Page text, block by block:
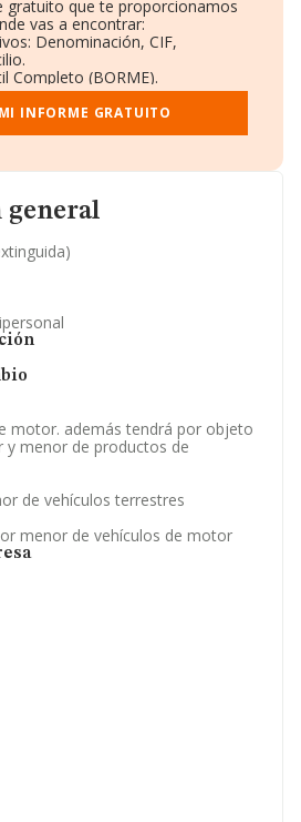
motor. además tendrá por objeto
y menor de productos de
de vehículos terrestres
menor de vehículos de motor
gratuito que te proporcionamos
vas a encontrar:
Denominación, CIF,
Completo (BORME).
Ventas y Empleados.
y Administradores.
y registral complementaria.
INFORME GRATUITO